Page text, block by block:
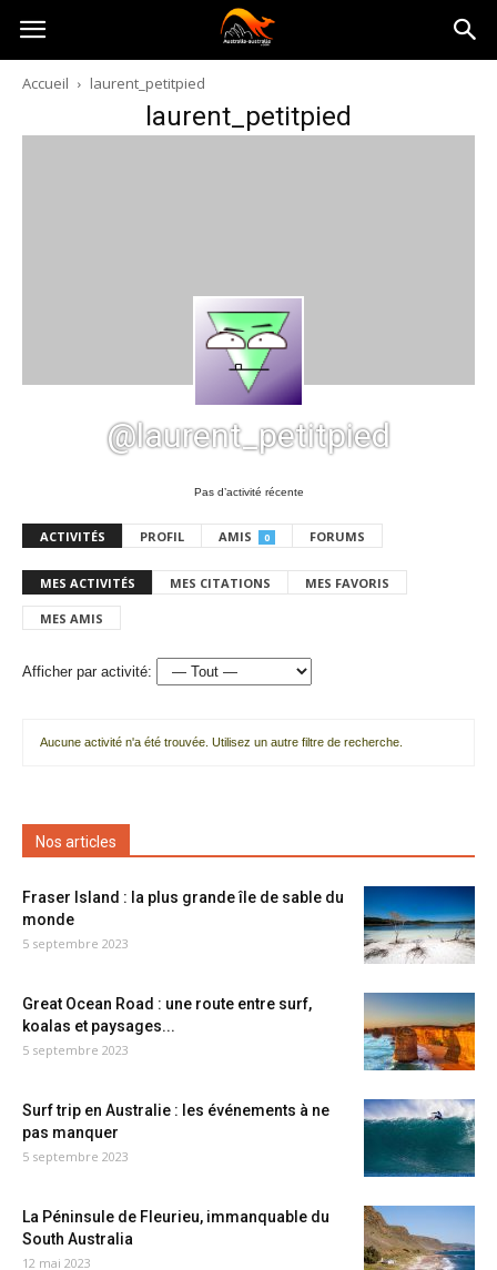
Australia-
australie.com
Accueil laurent_petitpied
laurent_petitpied
@laurent_petitpied
Pas d’activité récente
ACTIVITÉS PROFIL AMIS 0 FORUMS
MES ACTIVITÉS MES CITATIONS MES FAVORIS
MES AMIS
Afficher par activité:
Aucune activité n'a été trouvée. Utilisez un autre filtre de recherche.
Nos articles
Fraser Island : la plus grande île de sable du
monde
5 septembre 2023
Great Ocean Road : une route entre surf,
koalas et paysages...
5 septembre 2023
Surf trip en Australie : les événements à ne
pas manquer
5 septembre 2023
La Péninsule de Fleurieu, immanquable du
South Australia
12 mai 2023